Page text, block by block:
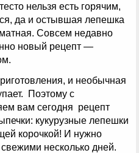
нельзя есть горячим,
да и остывшая лепешка
Совсем недавно
новый рецепт —
и необычная
Поэтому с
вам сегодня рецепт
кукурузные лепешки
корочкой! И нужно
несколько дней.